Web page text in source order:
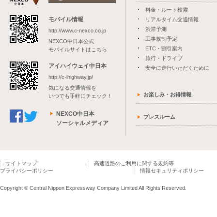
モバイル情報
http://www.c-nexco.co.jp
NEXCO中日本公式
モバイルサイトはこちら
アイハイウェイ中日本
http://c-ihighway.jp/
気になる交通情報を
いつでも手軽にチェック！
NEXCO中日本
ソーシャルメディア
料金・ルート検索
リアルタイム交通情報
渋滞予測
工事規制予定
ETC・割引案内
旅行・ドライブ
安全に走行いただくために
お楽しみ・お得情報
プレスルーム
サイトマップ
高速道路のご利用に関する規約等
プライバシーポリシー
情報セキュリティポリシー
Copyright © Central Nippon Expressway Company Limited All Rights Reserved.